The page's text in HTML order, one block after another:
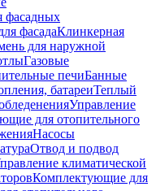
фасадных
фасадаКлинкерная
для наружной
Газовые
печиБанные
батареиТеплый
Управление
для отопительного
Насосы
Отвод и подвод
климатической
Комплектующие для